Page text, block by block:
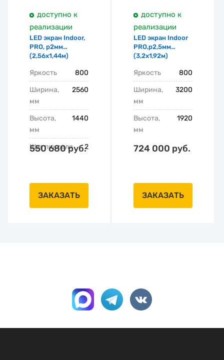
доступно к
реализации
LED экран Indoor,
PRO, p2мм
(2,56х1,44м)
Яркость
800
Ширина,
мм
2560
Высота,
мм
1440
Шаг пикселя 2
550 680 руб.
ЗАКАЗАТЬ
доступно к
реализации
LED экран Indoor
PRO,p2,5мм
(3,2х1,92м)
Яркость
800
Ширина,
мм
3200
Высота,
мм
1920
724 000 руб.
ЗАКАЗАТЬ